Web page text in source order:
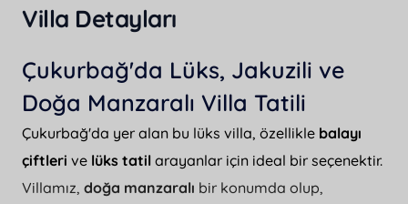
Villa Detayları
Çukurbağ'da Lüks, Jakuzili ve
Doğa Manzaralı Villa Tatili
Çukurbağ'da yer alan bu lüks villa, özellikle balayı
çiftleri ve lüks tatil arayanlar için ideal bir seçenektir.
Villamız, doğa manzaralı bir konumda olup,